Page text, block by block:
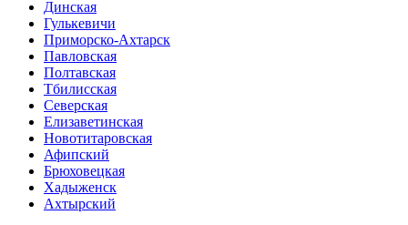
Динская
Гулькевичи
Приморско-Ахтарск
Павловская
Полтавская
Тбилисская
Северская
Елизаветинская
Новотитаровская
Афипский
Брюховецкая
Хадыженск
Ахтырский